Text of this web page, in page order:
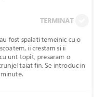
TERMINAT
fost spalati temeinic cu o
ii crestam si ii
unt topit, presaram o
taiat fin. Se introduc in